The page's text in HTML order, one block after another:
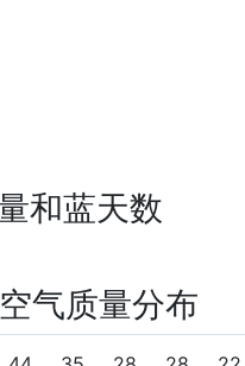
和蓝天数
气质量分布